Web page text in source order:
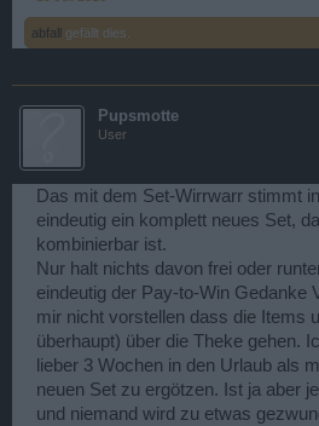
abfall gefällt dies.
Pupsmotte
User
Das mit dem Set-Wirrwarr stimmt
eindeutig ein komplett neues Set,
kombinierbar ist.
Nur halt nichts davon frei oder
eindeutig der Pay-to-Win Gedanke
mir nicht vorstellen dass die Items
überhaupt) über die Theke gehen.
lieber 3 Wochen in den Urlaub als
neuen Set zu ergötzen. Ist ja aber
und niemand wird zu etwas